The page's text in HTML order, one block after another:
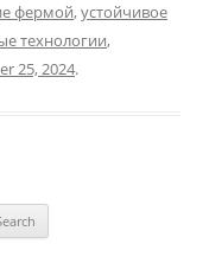
фермой,устойчивое
технологии,
25, 2024.